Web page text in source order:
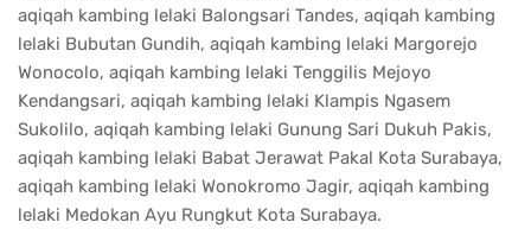
aqiqah kambing lelaki Balongsari Tandes, aqiqah kambing
lelaki Bubutan Gundih, aqiqah kambing lelaki Margorejo
Wonocolo, aqiqah kambing lelaki Tenggilis Mejoyo
Kendangsari, aqiqah kambing lelaki Klampis Ngasem
Sukolilo, aqiqah kambing lelaki Gunung Sari Dukuh Pakis,
aqiqah kambing lelaki Babat Jerawat Pakal Kota Surabaya,
aqiqah kambing lelaki Wonokromo Jagir, aqiqah kambing
lelaki Medokan Ayu Rungkut Kota Surabaya.